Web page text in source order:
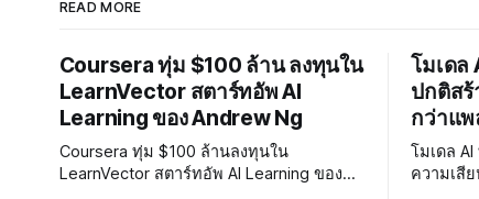
READ MORE
Coursera ทุ่ม $100 ล้าน ลงทุนใน
LearnVector สตาร์ทอัพ AI
Learning ของ Andrew Ng
Coursera ทุ่ม $100 ล้านลงทุนใน
LearnVector สตาร์ทอัพ AI Learning ของ
โมเดล
ปกติสร้
กว่าแ
โมเดล
ความเสี